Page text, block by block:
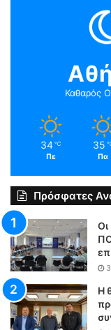
Καθαρός
34 ℃
Πε
35
Πα
Πρόσφατες
Η